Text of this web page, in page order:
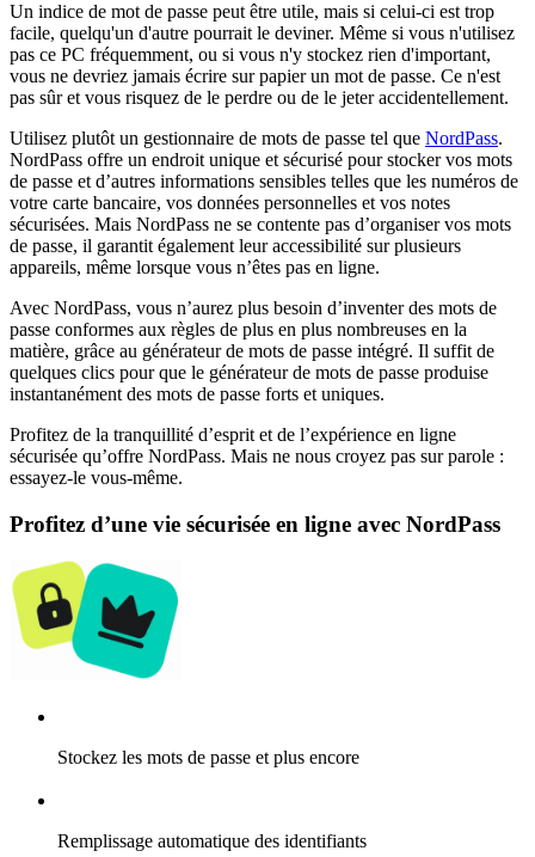
Un indice de mot de passe peut être utile, mais si celui-ci est trop
facile, quelqu'un d'autre pourrait le deviner. Même si vous n'utilisez
pas ce PC fréquemment, ou si vous n'y stockez rien d'important,
vous ne devriez jamais écrire sur papier un mot de passe. Ce n'est
pas sûr et vous risquez de le perdre ou de le jeter accidentellement.
Utilisez plutôt un gestionnaire de mots de passe tel que NordPass.
NordPass offre un endroit unique et sécurisé pour stocker vos mots
de passe et d’autres informations sensibles telles que les numéros de
votre carte bancaire, vos données personnelles et vos notes
sécurisées. Mais NordPass ne se contente pas d’organiser vos mots
de passe, il garantit également leur accessibilité sur plusieurs
appareils, même lorsque vous n’êtes pas en ligne.
Avec NordPass, vous n’aurez plus besoin d’inventer des mots de
passe conformes aux règles de plus en plus nombreuses en la
matière, grâce au générateur de mots de passe intégré. Il suffit de
quelques clics pour que le générateur de mots de passe produise
instantanément des mots de passe forts et uniques.
Profitez de la tranquillité d’esprit et de l’expérience en ligne
sécurisée qu’offre NordPass. Mais ne nous croyez pas sur parole :
essayez-le vous-même.
Profitez d’une vie sécurisée en ligne avec NordPass
Stockez les mots de passe et plus encore
Remplissage automatique des identifiants